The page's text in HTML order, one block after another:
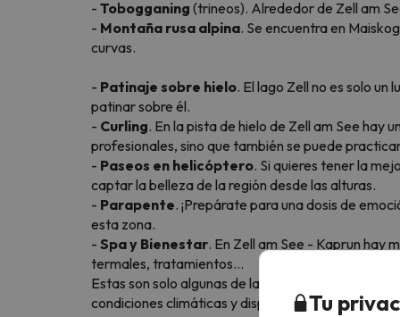
- Tobogganing (trineos). Alrededor de Zell am
- Montaña rusa alpina. Se encuentra en
curvas.
- Patinaje sobre hielo. El lago Zell no es solo
patinar sobre él.
- Curling. En la pista de hielo de Zell am See hay
profesionales, sino que también se puede
- Paseos en helicóptero. Si quieres tener la
captar la belleza de la región desde las alturas.
- Parapente. ¡Prepárate para una dosis de
esta zona.
- Spa y Bienestar. En Zell am See - Kaprun hay
termales, tratamientos…
Estas son solo algunas de las muchas
condiciones climáticas y disponibilidad!
Tu